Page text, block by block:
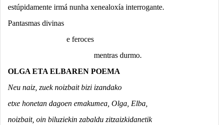
estúpidamente irmá nunha xenealoxía interrogante.
Pantasmas divinas
e feroces
mentras durmo.
OLGA ETA ELBAREN POEMA
Neu naiz, zuek noizbait bizi izandako
etxe honetan dagoen emakumea, Olga, Elba,
noizbait, oin biluziekin zabaldu zitzaizkidanetik